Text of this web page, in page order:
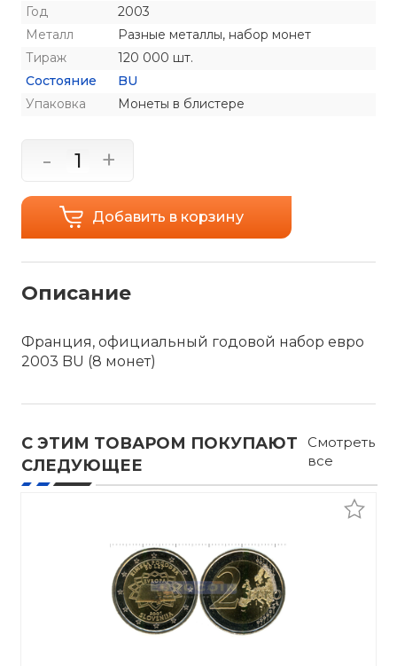
Год
2003
Металл
Разные металлы, набор монет
Тираж
120 000 шт.
Состояние
BU
Упаковка
Монеты в блистере
- +
Добавить в корзину
Описание
Франция, официальный годовой набор евро
2003 BU (8 монет)
С ЭТИМ ТОВАРОМ ПОКУПАЮТ
СЛЕДУЮЩЕЕ
Смотреть
все